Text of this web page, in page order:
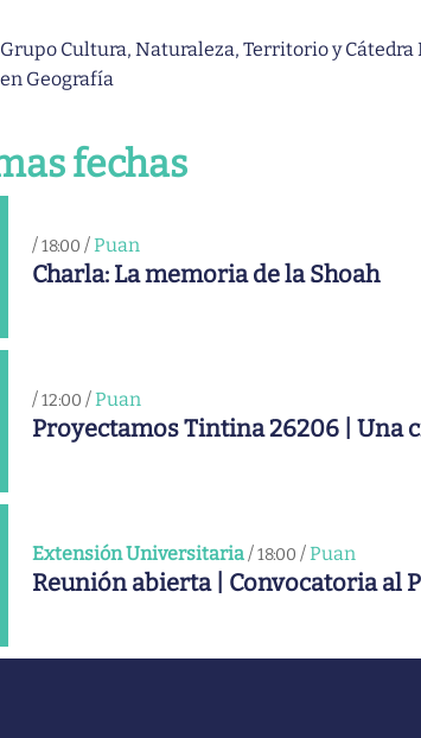
Grupo Cultura, Naturaleza, Territorio y
Geografía
fechas
/18:00 /Puan
Charla: La memoria de la Shoah
/12:00 /Puan
Proyectamos Tintina 26206 | Una
Extensión Universitaria/18:00 /Puan
Reunión abierta | Convocatoria al